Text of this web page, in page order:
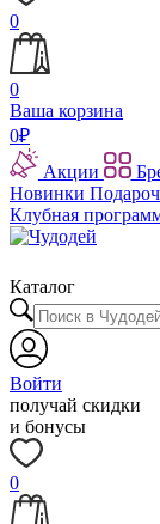
0
0
Ваша корзина
0₽
Акции
Новинки
Клубная
Каталог
Войти
получай скидки
и бонусы
0